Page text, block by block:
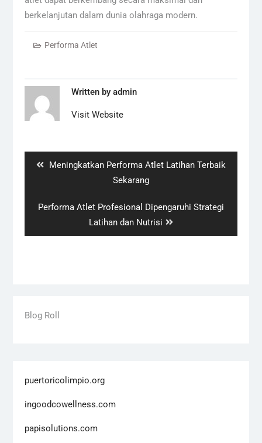
berkelanjutan dalam dunia olahraga modern.
Performa Atlet
Written by admin
Visit Website
Previous
Meningkatkan Performa Atlet Latihan Terbaik
Sekarang
Next
Performa Atlet Profesional Dipengaruhi Strategi
Latihan dan Nutrisi
Blog Roll
puertoricolimpio.org
ingoodcowellness.com
papisolutions.com